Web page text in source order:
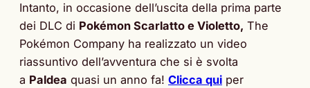
Intanto, in occasione dell’uscita della prima parte
dei DLC di Pokémon Scarlatto e Violetto, The
Pokémon Company ha realizzato un video
riassuntivo dell’avventura che si è svolta
a Paldea quasi un anno fa! Clicca qui per